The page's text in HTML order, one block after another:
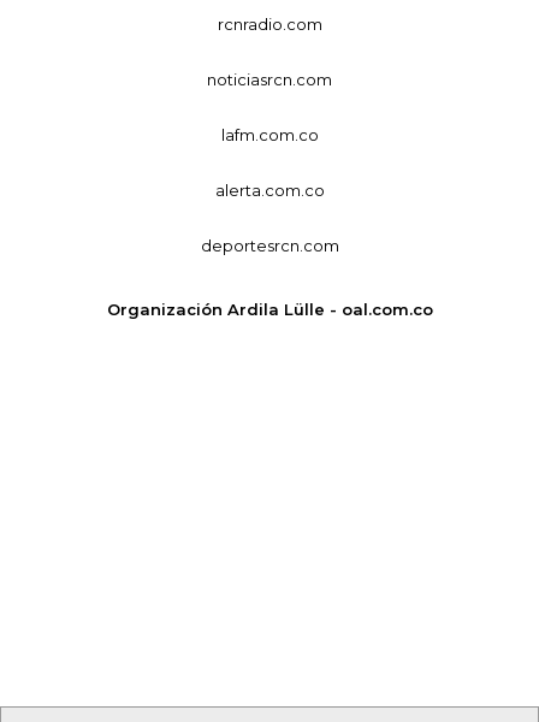
rcnradio.com
noticiasrcn.com
lafm.com.co
alerta.com.co
deportesrcn.com
Organización Ardila Lülle - oal.com.co